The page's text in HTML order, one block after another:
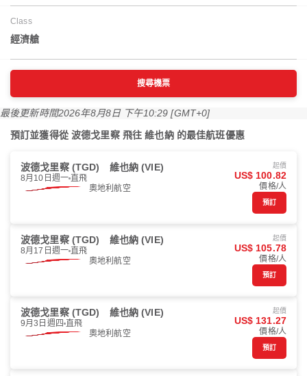
Class
經濟艙
搜尋機票
最後更新時間2026年8月8日 下午10:29 [GMT+0]
預訂並獲得從 波德戈里察 飛往 維也納 的最佳航班優惠
波德戈里察 (TGD) 維也納 (VIE)
8月10日週一 直飛
奧地利航空
起價
US$ 100.82
價格/人
預訂
波德戈里察 (TGD) 維也納 (VIE)
8月17日週一 直飛
奧地利航空
起價
US$ 105.78
價格/人
預訂
波德戈里察 (TGD) 維也納 (VIE)
9月3日週四 直飛
奧地利航空
起價
US$ 131.27
價格/人
預訂